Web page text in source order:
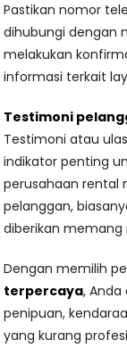
Pastikan nomor
dihubungi dengan
melakukan
informasi terkait
Testimoni
Testimoni atau
indikator penting
perusahaan rental
pelanggan,
diberikan memang
Dengan memilih
terpercaya,
penipuan,
yang kurang